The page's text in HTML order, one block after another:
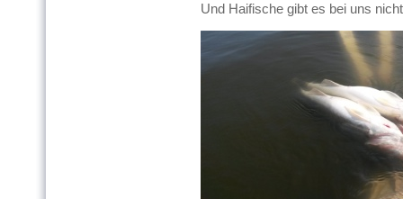
Und Haifische gibt es bei uns